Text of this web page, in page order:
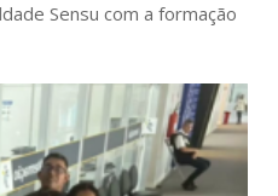
Sensu com a formação